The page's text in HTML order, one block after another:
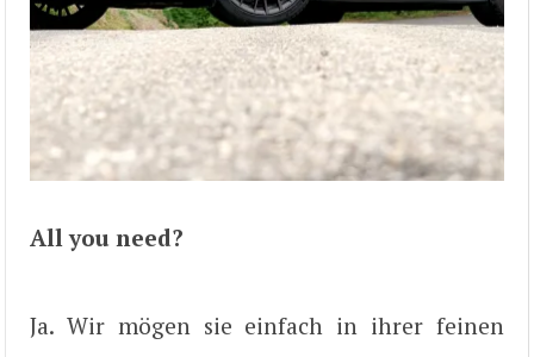
All you need?
Ja. Wir mögen sie einfach in ihrer feinen